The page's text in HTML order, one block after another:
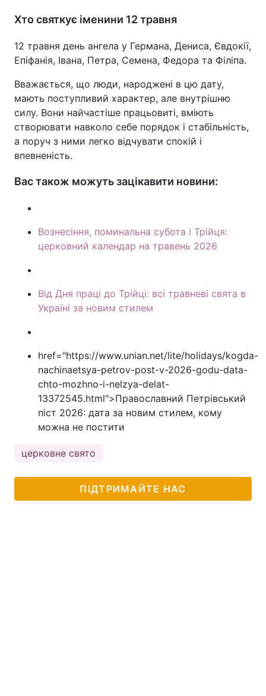
Хто святкує іменини 12 травня
12 травня день ангела у Германа, Дениса, Євдокії,
Епіфанія, Івана, Петра, Семена, Федора та Філіпа.
Вважається, що люди, народжені в цю дату,
мають поступливий характер, але внутрішню
силу. Вони найчастіше працьовиті, вміють
створювати навколо себе порядок і стабільність,
а поруч з ними легко відчувати спокій і
впевненість.
Вас також можуть зацікавити новини:
Вознесіння, поминальна субота і Трійця:
церковний календар на травень 2026
Від Дня праці до Трійці: всі травневі свята в
Україні за новим стилем
href="https://www.unian.net/lite/holidays/kogda-
nachinaetsya-petrov-post-v-2026-godu-data-
chto-mozhno-i-nelzya-delat-
13372545.html">Православний Петрівський
піст 2026: дата за новим стилем, кому
можна не постити
церковне свято
ПІДТРИМАЙТЕ НАС